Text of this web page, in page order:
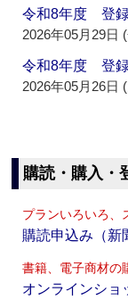
令和8年度 登
2026年05月29日
令和8年度 登
2026年05月26日
購読・購入・
プランいろいろ、
購読申込み（新
書籍、電子商材の
オンラインショ